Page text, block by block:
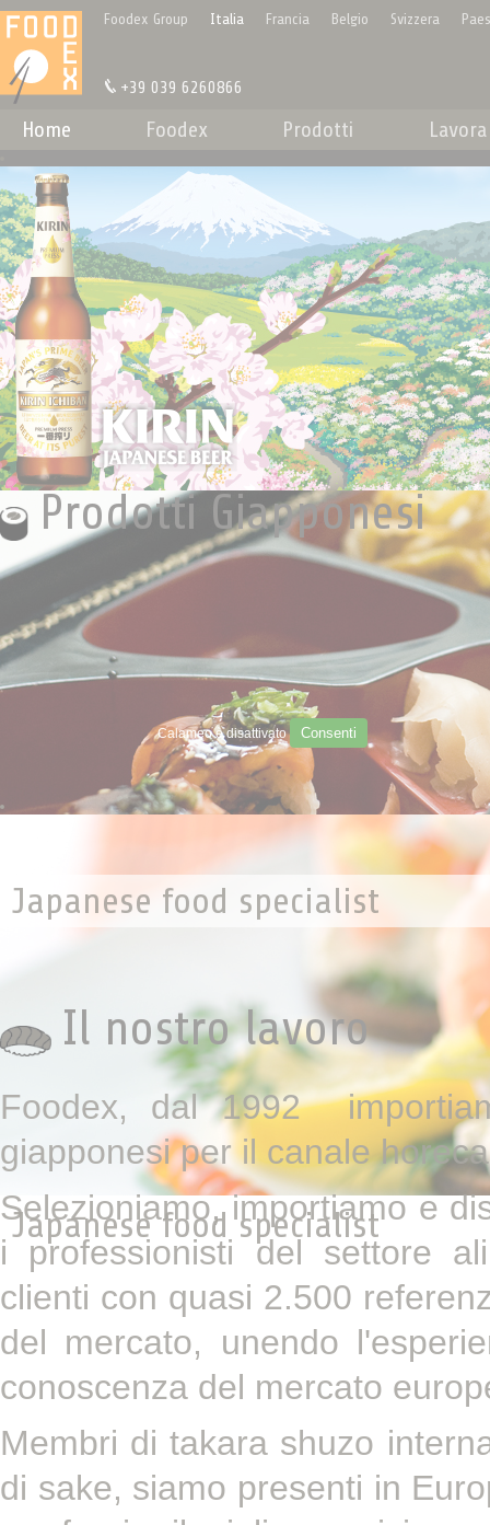
Foodex Group Italia Francia Belgio Svizzera
+39 039 6260866
Home Foodex Prodotti
Japanese food specialist
Japanese food specialist
Prodotti Giapponesi
Calameo è disattivato Consenti
Il nostro lavoro
Foodex, dal 1992
giapponesi per il canale
Selezioniamo, importiamo e
i professionisti del settore
clienti con quasi 2.500
del mercato, unendo
conoscenza del mercato
Membri di takara shuzo
di sake, siamo presenti in
Pannello di gestione dei cookies